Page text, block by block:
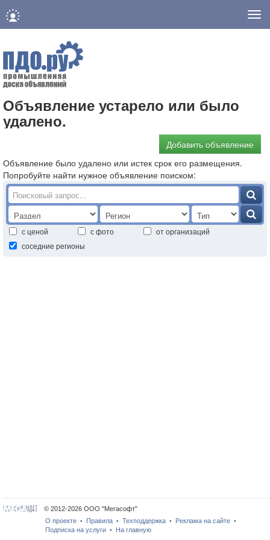
Объявление устарело или было
удалено.
Добавить объявление
Объявление было удалено или истек срок его размещения.
Попробуйте найти нужное объявление поиском:
с ценой с фото
от организаций
соседние регионы
© 2012-2026 ООО "Мегасофт"
О проекте • Правила • Техподдержка • Реклама на сайте •
Подписка на услуги • На главную